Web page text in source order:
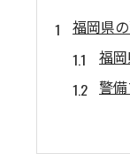
福岡県
福
警
地